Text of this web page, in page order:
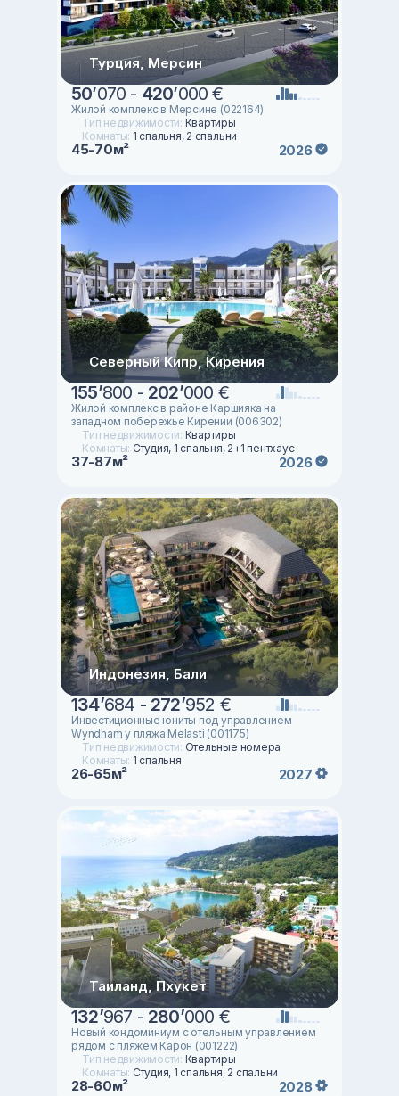
Турция, Мерсин
50’070 - 420’000 €
Жилой комплекс в Мерсине (022164)
Тип недвижимости: Квартиры
Комнаты: 1 спальня, 2 спальни
45-70м² 2026
Северный Кипр, Кирения
155’800 - 202’000 €
Жилой комплекс в районе Каршияка на
западном побережье Кирении (006302)
Тип недвижимости: Квартиры
Комнаты: Студия, 1 спальня, 2+1 пентхаус
37-87м² 2026
Индонезия, Бали
134’684 - 272’952 €
Инвестиционные юниты под управлением
Wyndham у пляжа Melasti (001175)
Тип недвижимости: Отельные номера
Комнаты: 1 спальня
26-65м² 2027
Таиланд, Пхукет
132’967 - 280’000 €
Новый кондоминиум с отельным управлением
рядом с пляжем Карон (001222)
Тип недвижимости: Квартиры
Комнаты: Студия, 1 спальня, 2 спальни
28-60м² 2028